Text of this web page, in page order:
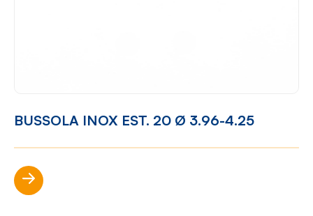
BUSSOLA INOX EST. 20 Ø 3.96-4.25
Scopri di più